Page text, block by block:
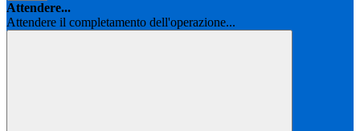
Attendere...
Attendere il completamento dell'operazione...